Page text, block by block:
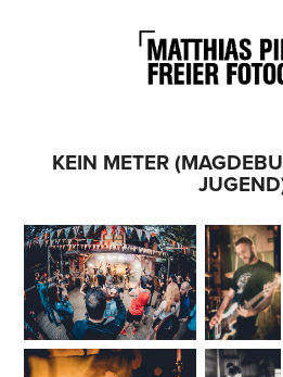
KEIN METER